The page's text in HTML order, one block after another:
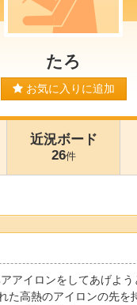
たろ
お気に入りに追加
近況ボード
26件
アイロンをしてあげよう
た高熱のアイロンの先を